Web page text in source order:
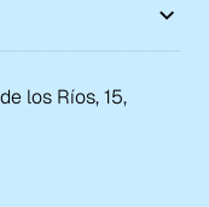
los Ríos, 15,